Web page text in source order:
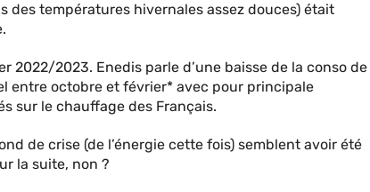
des températures hivernales assez douces) était
2022/2023. Enedis parle d’une baisse de la conso de
entre octobre et février* avec pour principale
sur le chauffage des Français.
de crise (de l’énergie cette fois) semblent avoir été
la suite, non ?